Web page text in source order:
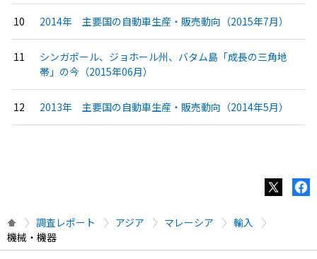
2014年 主要国の自動車生産・販売動向（2015年7月）
シンガポール、ジョホール州、バタム島「成長の三角地
帯」の今（2015年06月）
2013年 主要国の自動車生産・販売動向（2014年5月）
調査レポート アジア マレーシア
輸入
機械・機器